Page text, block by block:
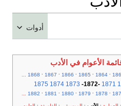
أدوات
الأعوام في الأدب
1864
1865
1866
1867
1868
...
1871
-
1872
-
1873
1874
1875
1878
1879
1880
1881
1882
...